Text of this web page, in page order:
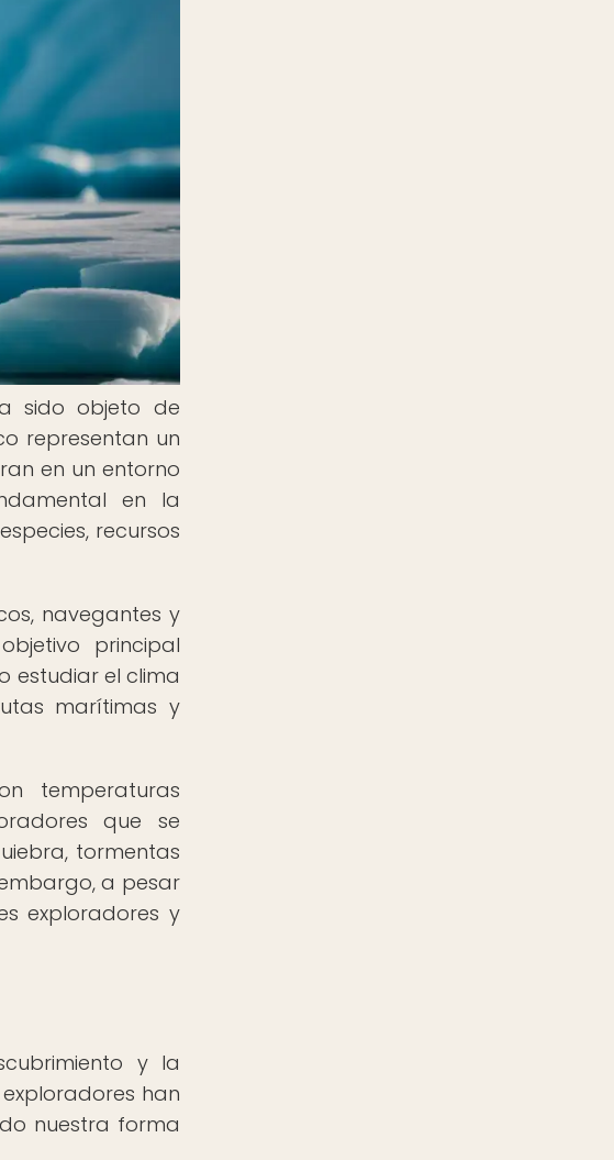
sido objeto de
representan un
en un entorno
en la
recursos
navegantes y
principal
estudiar el clima
marítimas y
temperaturas
que se
tormentas
a pesar
exploradores y
y la
han
nuestra forma